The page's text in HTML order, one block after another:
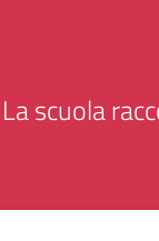
La scuola